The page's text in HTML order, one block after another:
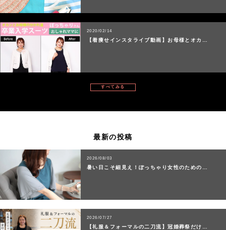
2020/02/14
【着痩せインスタライブ動画】お母様とオカ…
すべてみる
最新の投稿
2026/08/03
暑い日こそ細見え！ぽっちゃり女性のための…
2026/07/27
【礼服＆フォーマルの二刀流】冠婚葬祭だけ…